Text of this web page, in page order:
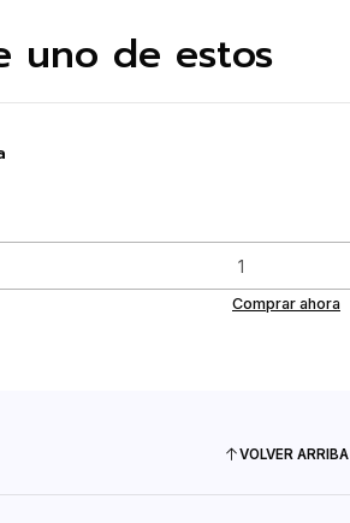
uno de estos
Comprar ahora
VOLVER ARRIBA